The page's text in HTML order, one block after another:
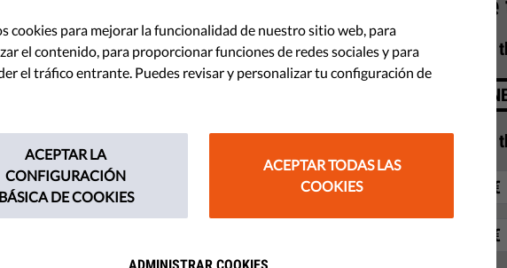
no valora el
profesional
a los menores
legalidad, dos ministros
2 Select
10 €
35 €
cookies para mejorar la funcionalidad de nuestro sitio web, para
el contenido, para proporcionar funciones de redes sociales y para
el tráfico entrante. Puedes revisar y personalizar tu configuración de
ACEPTAR LA
CONFIGURACIÓN
BÁSICA DE COOKIES
ACEPTAR TODAS LAS
COOKIES